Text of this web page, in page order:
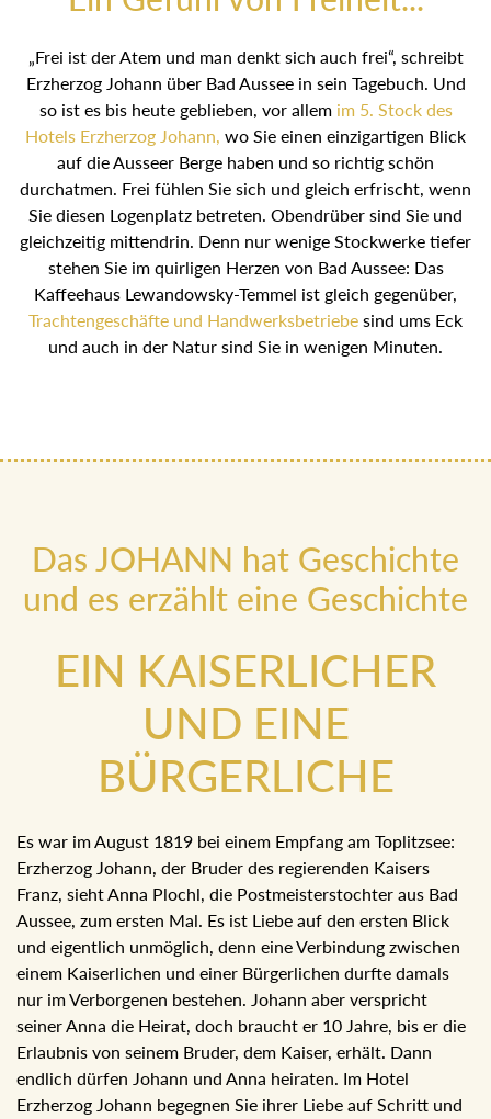
„Frei ist der Atem und man denkt sich auch frei“, schreibt
Erzherzog Johann über Bad Aussee in sein Tagebuch. Und
so ist es bis heute geblieben, vor allem im 5. Stock des
Hotels Erzherzog Johann, wo Sie einen einzigartigen Blick
auf die Ausseer Berge haben und so richtig schön
durchatmen. Frei fühlen Sie sich und gleich erfrischt, wenn
Sie diesen Logenplatz betreten. Obendrüber sind Sie und
gleichzeitig mittendrin. Denn nur wenige Stockwerke tiefer
stehen Sie im quirligen Herzen von Bad Aussee: Das
Kaffeehaus Lewandowsky-Temmel ist gleich gegenüber,
Trachtengeschäfte und Handwerksbetriebe sind ums Eck
und auch in der Natur sind Sie in wenigen Minuten.
Das JOHANN hat Geschichte
und es erzählt eine Geschichte
EIN KAISERLICHER
UND EINE
BÜRGERLICHE
Es war im August 1819 bei einem Empfang am Toplitzsee:
Erzherzog Johann, der Bruder des regierenden Kaisers
Franz, sieht Anna Plochl, die Postmeisterstochter aus Bad
Aussee, zum ersten Mal. Es ist Liebe auf den ersten Blick
und eigentlich unmöglich, denn eine Verbindung zwischen
einem Kaiserlichen und einer Bürgerlichen durfte damals
nur im Verborgenen bestehen. Johann aber verspricht
seiner Anna die Heirat, doch braucht er 10 Jahre, bis er die
Erlaubnis von seinem Bruder, dem Kaiser, erhält. Dann
endlich dürfen Johann und Anna heiraten. Im Hotel
Erzherzog Johann begegnen Sie ihrer Liebe auf Schritt und